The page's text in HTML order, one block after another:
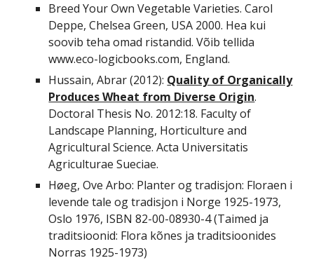
Breed Your Own Vegetable Varieties. Carol
Deppe, Chelsea Green, USA 2000. Hea kui
soovib teha omad ristandid. Võib tellida
www.eco-logicbooks.com, England.
Hussain, Abrar (2012): Quality of Organically
Produces Wheat from Diverse Origin.
Doctoral Thesis No. 2012:18. Faculty of
Landscape Planning, Horticulture and
Agricultural Science. Acta Universitatis
Agriculturae Sueciae.
Høeg, Ove Arbo: Planter og tradisjon: Floraen i
levende tale og tradisjon i Norge 1925-1973,
Oslo 1976, ISBN 82-00-08930-4 (Taimed ja
traditsioonid: Flora kõnes ja traditsioonides
Norras 1925-1973)